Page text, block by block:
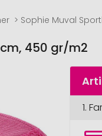
Sophie Muval
450 gr/m2
1.